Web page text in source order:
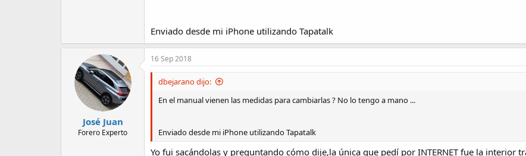
Enviado desde mi iPhone utilizando Tapatalk
José Juan
Forero Experto
16 Sep 2018
dbejarano dijo:
En el manual vienen las medidas para cambiarlas ? No lo tengo a mano ...
Enviado desde mi iPhone utilizando Tapatalk
Yo fui sacándolas y preguntando cómo dije,la única que pedí por INTERNET fue la interior